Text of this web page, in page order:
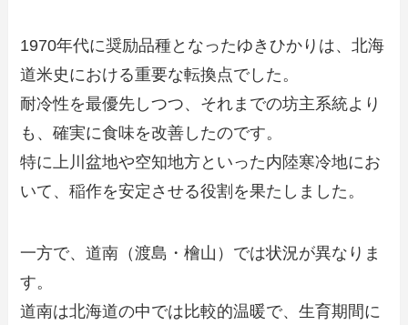
1970年代に奨励品種となったゆきひかりは、北海
道米史における重要な転換点でした。
耐冷性を最優先しつつ、それまでの坊主系統より
も、確実に食味を改善したのです。
特に上川盆地や空知地方といった内陸寒冷地にお
いて、稲作を安定させる役割を果たしました。
一方で、道南（渡島・檜山）では状況が異なりま
す。
道南は北海道の中では比較的温暖で、生育期間に